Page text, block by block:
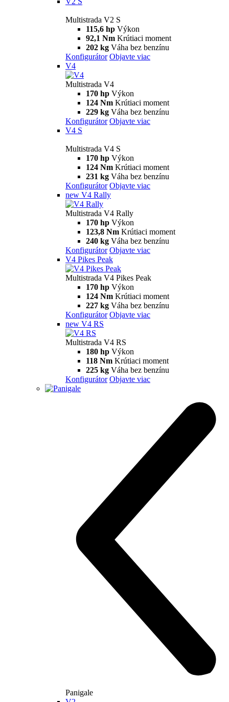
V2
Multistrada V2
115,6 hp Výkon
92,1 Nm Krútiaci moment
199 kg
Konfigurátor
V2 S
Multistrada V2 S
115,6 hp Výkon
92,1 Nm Krútiaci moment
202 kg Váha bez benzínu
Konfigurátor Objavte viac
V4
Multistrada V4
170 hp Výkon
124 Nm Krútiaci moment
229 kg
Konfigurátor
V4 S
Multistrada V4 S
170 hp Výkon
124 Nm Krútiaci moment
Krútiaci moment
Váha bez benzínu
Objavte viac
Multistrada V4 Pikes Peak
170 hp
124 Nm
Krútiaci moment
227 kg
Váha bez benzínu
Konfigurátor
Objavte viac
new
Multistrada V4 RS
180 hp
118 Nm
Krútiaci moment
225 kg
Váha bez benzínu
Objavte viac